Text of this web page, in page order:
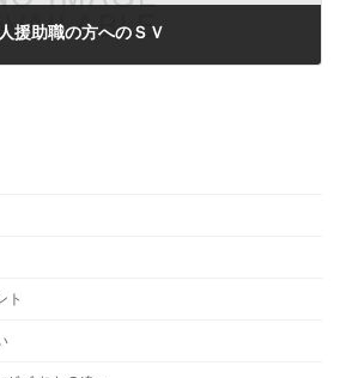
援助職の方へのＳＶ
ト